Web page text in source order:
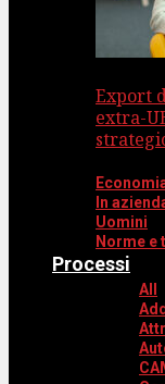
Export
extra-
In
Uomini
Norme e
Processi
All